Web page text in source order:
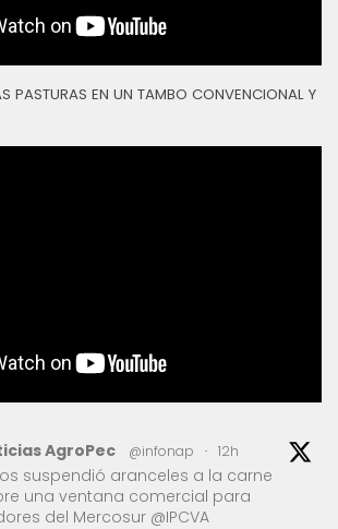
PASTURAS EN UN TAMBO CONVENCIONAL Y
AgroPec @infonap · 12h
suspendió aranceles a la carne
una ventana comercial para
del Mercosur @IPCVA